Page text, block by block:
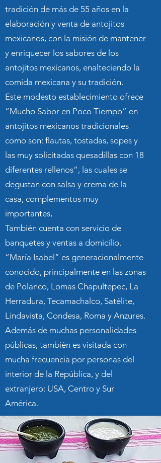
tradición de más de 55 años en la
elaboración y venta de antojitos
mexicanos, con la misión de mantener
y enriquecer los sabores de los
antojitos mexicanos, enalteciendo la
comida mexicana y su tradición.
Este modesto establecimiento ofrece
“Mucho Sabor en Poco Tiempo” en
antojitos mexicanos tradicionales
como son: flautas, tostadas, sopes y
las muy solicitadas quesadillas con 18
diferentes rellenos”, las cuales se
degustan con salsa y crema de la
casa, complementos muy
importantes,
También cuenta con servicio de
banquetes y ventas a domicilio.
“María Isabel” es generacionalmente
conocido, principalmente en las zonas
de Polanco, Lomas Chapultepec, La
Herradura, Tecamachalco, Satélite,
Lindavista, Condesa, Roma y Anzures.
Además de muchas personalidades
públicas, también es visitada con
mucha frecuencia por personas del
interior de la República, y del
extranjero: USA, Centro y Sur
América.